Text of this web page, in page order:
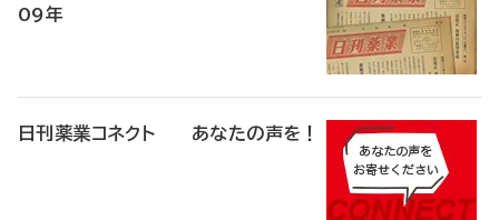
09年
日刊薬業コネクト あなたの声を！